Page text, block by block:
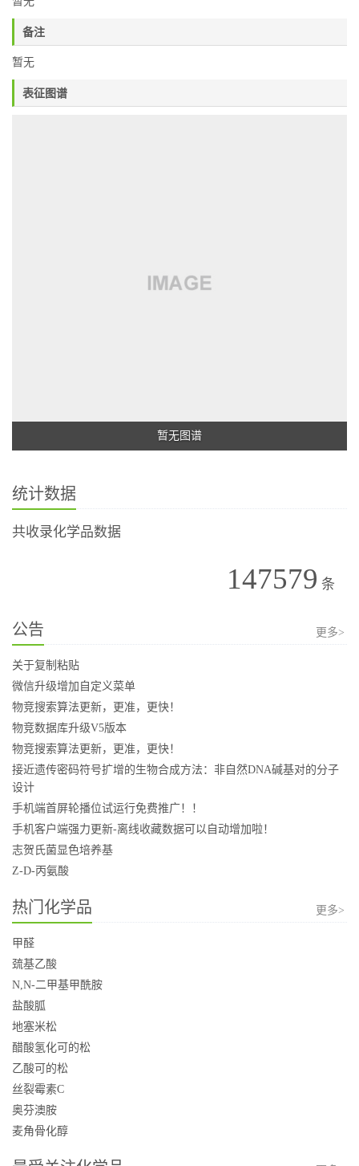
备注
暂无
表征图谱
暂无图谱
统计数据
共收录化学品数据
147579 条
公告 更多>
关于复制粘贴
微信升级增加自定义菜单
物竞搜索算法更新，更准，更快！
物竞数据库升级V5版本
物竞搜索算法更新，更准，更快！
接近遗传密码符号扩增的生物合成方法：非自然DNA碱基对的分子
设计
手机端首屏轮播位试运行免费推广！！
手机客户端强力更新-离线收藏数据可以自动增加啦！
志贺氏菌显色培养基
Z-D-丙氨酸
热门化学品 更多>
甲醛
巯基乙酸
N,N-二甲基甲酰胺
盐酸胍
地塞米松
醋酸氢化可的松
乙酸可的松
丝裂霉素C
奥芬澳胺
麦角骨化醇